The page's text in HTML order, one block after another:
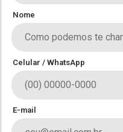
Nome
Celular / WhatsApp
E-mail